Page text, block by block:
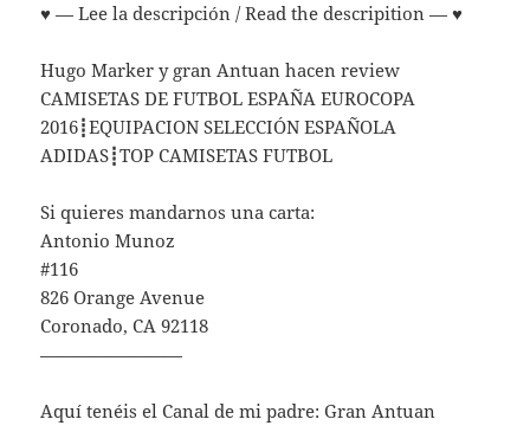
♥️ — Lee la descripción / Read the descripition — ♥
Hugo Marker y gran Antuan hacen review
CAMISETAS DE FUTBOL ESPAÑA EUROCOPA
2016┋EQUIPACION SELECCIÓN ESPAÑOLA
ADIDAS┋TOP CAMISETAS FUTBOL
Si quieres mandarnos una carta:
Antonio Munoz
#116
826 Orange Avenue
Coronado, CA 92118
————————
Aquí tenéis el Canal de mi padre: Gran Antuan